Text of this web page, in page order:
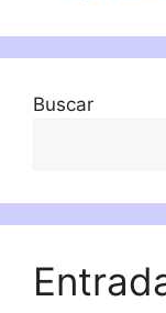
Buscar